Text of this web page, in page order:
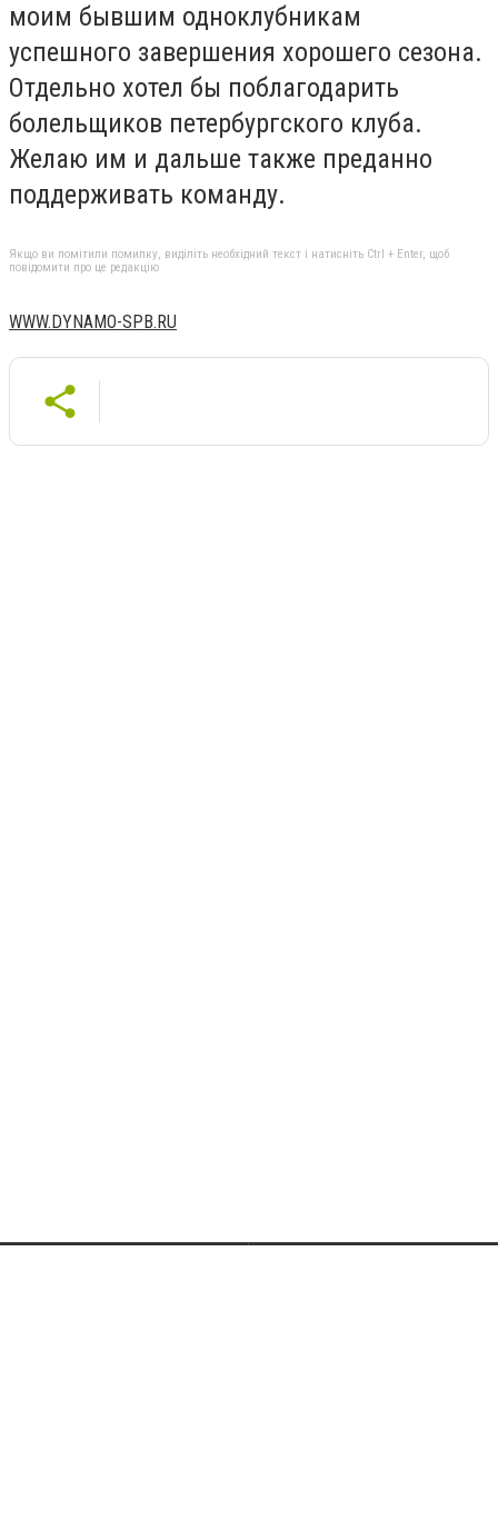
моим бывшим одноклубникам
успешного завершения хорошего сезона.
Отдельно хотел бы поблагодарить
болельщиков петербургского клуба.
Желаю им и дальше также преданно
поддерживать команду.
Якщо ви помітили помилку, виділіть необхідний текст і натисніть Ctrl + Enter, щоб
повідомити про це редакцію
WWW.DYNAMO-SPB.RU